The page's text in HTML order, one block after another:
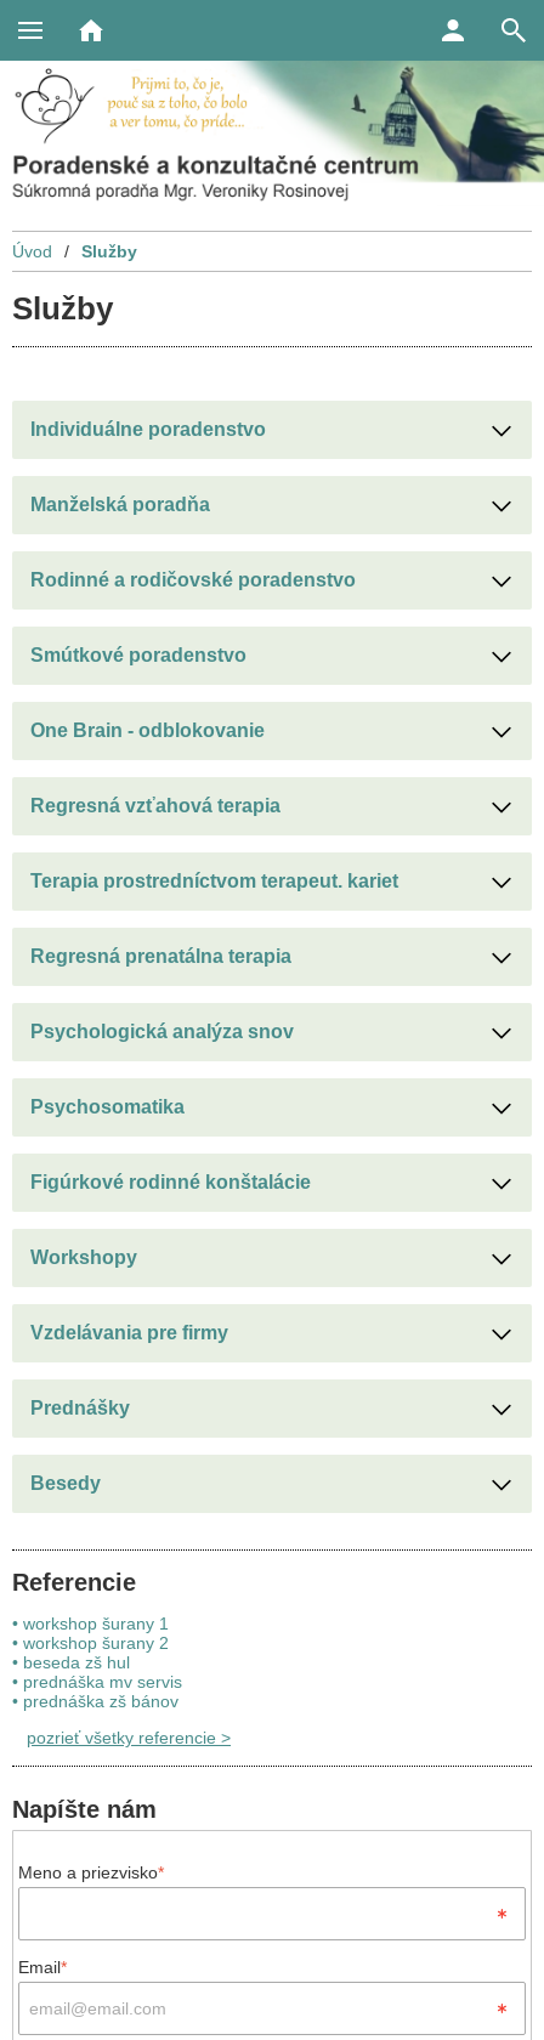
Referencie
• workshop šurany 1
• workshop šurany 2
• beseda zš hul
• prednáška mv servis
• prednáška zš bánov
pozrieť všetky referencie >
Napíšte nám
Meno a priezvisko*
Email*
Úvod / Služby
Služby
Individuálne poradenstvo
Manželská poradňa
Rodinné a rodičovské poradenstvo
Smútkové poradenstvo
One Brain - odblokovanie
Regresná vzťahová terapia
Terapia prostredníctvom terapeut. kariet
Regresná prenatálna terapia
Psychologická analýza snov
Psychosomatika
Figúrkové rodinné konštalácie
Workshopy
Vzdelávania pre firmy
Prednášky
Besedy